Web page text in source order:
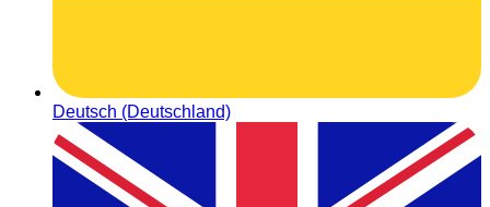
Deutsch (Deutschland)